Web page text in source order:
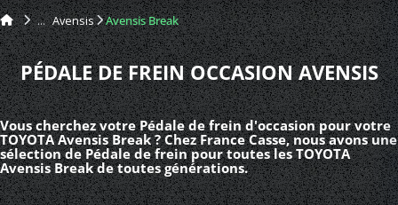
Avensis Avensis Break
PÉDALE DE FREIN OCCASION AVENSIS
Vous cherchez votre Pédale de frein d'occasion pour votre
TOYOTA Avensis Break ? Chez France Casse, nous avons une
sélection de Pédale de frein pour toutes les TOYOTA
Avensis Break de toutes générations.